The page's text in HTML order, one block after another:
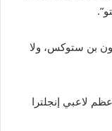
بن ستوكس، ولا
لاعبي إنجلترا